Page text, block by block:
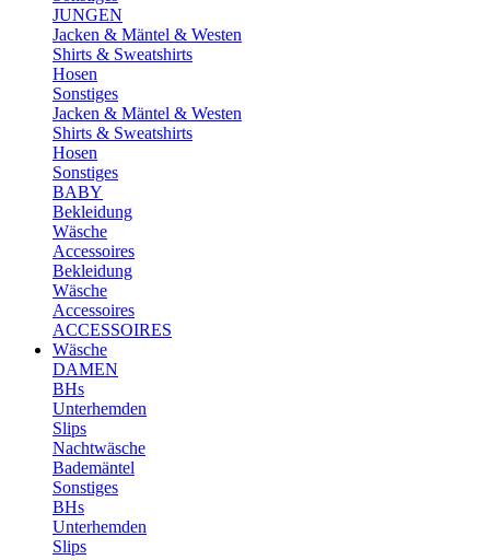
JUNGEN
Jacken & Mäntel & Westen
Shirts & Sweatshirts
Hosen
Sonstiges
Jacken & Mäntel & Westen
Shirts & Sweatshirts
Hosen
Sonstiges
BABY
Bekleidung
Wäsche
Accessoires
Bekleidung
Wäsche
Accessoires
ACCESSOIRES
Wäsche
DAMEN
BHs
Unterhemden
Slips
Nachtwäsche
Bademäntel
Sonstiges
BHs
Unterhemden
Slips